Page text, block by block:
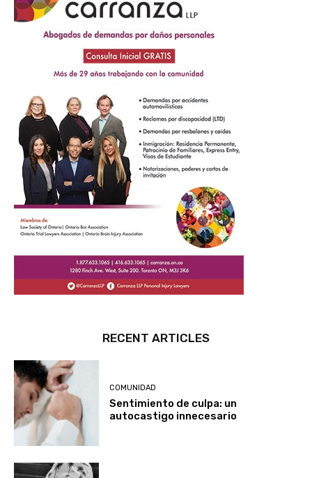
Sentimiento de culpa: un
autocastigo innecesario